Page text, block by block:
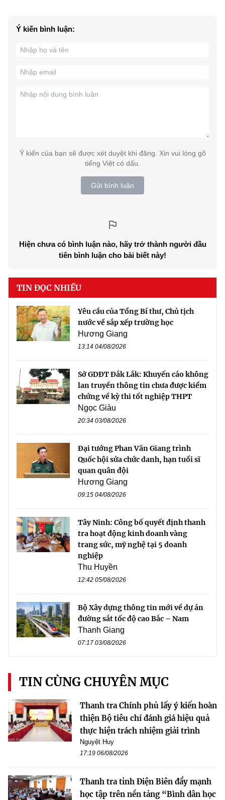
Ý kiến bình luận:
Ý kiến của bạn sẽ được xét duyệt khi đăng. Xin vui lòng gõ
tiếng Việt có dấu.
Gửi bình luận
Hiện chưa có bình luận nào, hãy trở thành người đầu
tiên bình luận cho bài biết này!
TIN ĐỌC NHIỀU
Yêu cầu của Tổng Bí thư, Chủ tịch
nước về sắp xếp trường học
Hương Giang
13:14 04/08/2026
Sở GDĐT Đắk Lắk: Khuyến cáo không
lan truyền thông tin chưa được kiểm
chứng về kỳ thi tốt nghiệp THPT
Ngọc Giàu
20:34 03/08/2026
Đại tướng Phan Văn Giang trình
Quốc hội sửa chức danh, hạn tuổi sĩ
quan quân đội
Hương Giang
09:15 04/08/2026
Tây Ninh: Công bố quyết định thanh
tra hoạt động kinh doanh vàng
trang sức, mỹ nghệ tại 5 doanh
nghiệp
Thu Huyền
12:42 05/08/2026
Bộ Xây dựng thông tin mới về dự án
đường sắt tốc độ cao Bắc – Nam
Thanh Giang
07:17 03/08/2026
TIN CÙNG CHUYÊN MỤC
Thanh tra Chính phủ lấy ý kiến hoàn
thiện Bộ tiêu chí đánh giá hiệu quả
thực hiện trách nhiệm giải trình
Nguyệt Huy
17:19 06/08/2026
Thanh tra tỉnh Điện Biên đẩy mạnh
học tập trên nền tảng “Bình dân học